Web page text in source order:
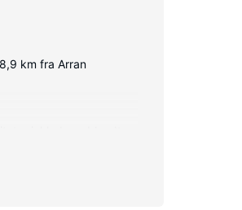
km fra Arran